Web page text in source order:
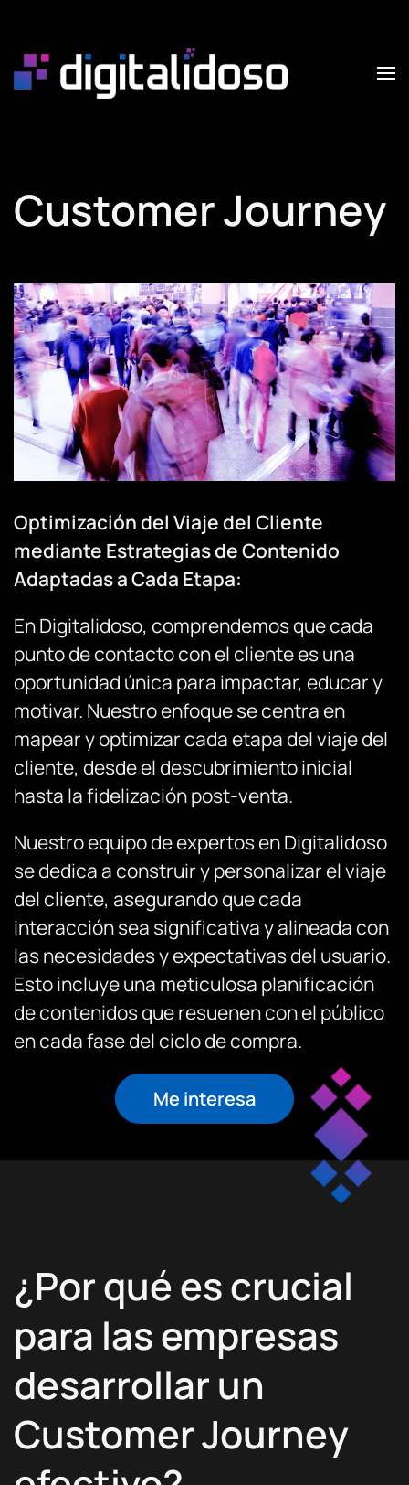
Skip to main content
Customer Journey
Optimización del Viaje del Cliente
mediante Estrategias de Contenido
Adaptadas a Cada Etapa:
En Digitalidoso, comprendemos que cada
punto de contacto con el cliente es una
oportunidad única para impactar, educar y
motivar. Nuestro enfoque se centra en
mapear y optimizar cada etapa del viaje del
cliente, desde el descubrimiento inicial
hasta la fidelización post-venta.
Nuestro equipo de expertos en Digitalidoso
se dedica a construir y personalizar el viaje
del cliente, asegurando que cada
interacción sea significativa y alineada con
las necesidades y expectativas del usuario.
Esto incluye una meticulosa planificación
de contenidos que resuenen con el público
en cada fase del ciclo de compra.
Me interesa
¿Por qué es crucial
para las empresas
desarrollar un
Customer Journey